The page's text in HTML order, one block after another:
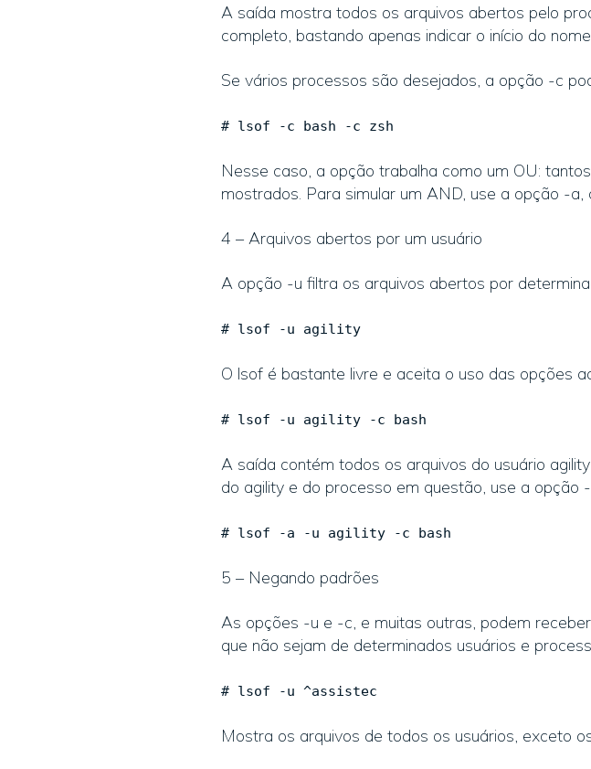
A saída mostra todos os arquivos abertos pelo
completo, bastando apenas indicar o início do
Se vários processos são desejados, a opção -c
# lsof -c bash -c zsh
Nesse caso, a opção trabalha como um OU:
mostrados. Para simular um AND, use a opção -
4 – Arquivos abertos por um usuário
A opção -u filtra os arquivos abertos por
# lsof -u agility
O lsof é bastante livre e aceita o uso das opções
# lsof -u agility -c bash
A saída contém todos os arquivos do usuário
do agility e do processo em questão, use a opção
# lsof -a -u agility -c bash
5 – Negando padrões
As opções -u e -c, e muitas outras, podem
que não sejam de determinados usuários e
# lsof -u ^assistec
Mostra os arquivos de todos os usuários, exceto